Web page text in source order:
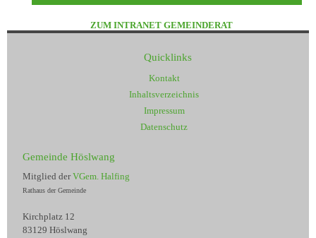
ZUM INTRANET GEMEINDERAT
Quicklinks
Kontakt
Inhaltsverzeichnis
Impressum
Datenschutz
Gemeinde Höslwang
Mitglied derVGem. Halfing
Rathaus der Gemeinde
Kirchplatz 12
83129 Höslwang